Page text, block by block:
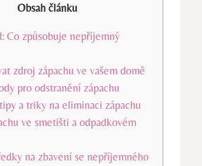
Obsah článku
Co ‍způsobuje nepříjemný
zdroj zápachu ‌ve vašem domě
pro odstranění zápachu
a triky na eliminaci ‍zápachu
ve smetišti a odpadkovém
na zbavení se nepříjemného